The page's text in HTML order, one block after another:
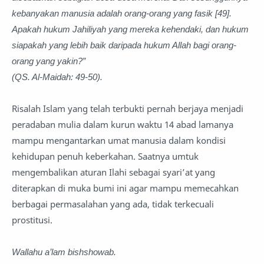
kebanyakan manusia adalah orang-orang yang fasik [49].
Apakah hukum Jahiliyah yang mereka kehendaki, dan hukum
siapakah yang lebih baik daripada hukum Allah bagi orang-
orang yang yakin?”
(QS. Al-Maidah: 49-50).
Risalah Islam yang telah terbukti pernah berjaya menjadi
peradaban mulia dalam kurun waktu 14 abad lamanya
mampu mengantarkan umat manusia dalam kondisi
kehidupan penuh keberkahan. Saatnya umtuk
mengembalikan aturan Ilahi sebagai syari’at yang
diterapkan di muka bumi ini agar mampu memecahkan
berbagai permasalahan yang ada, tidak terkecuali
prostitusi.
Wallahu a’lam bishshowab.